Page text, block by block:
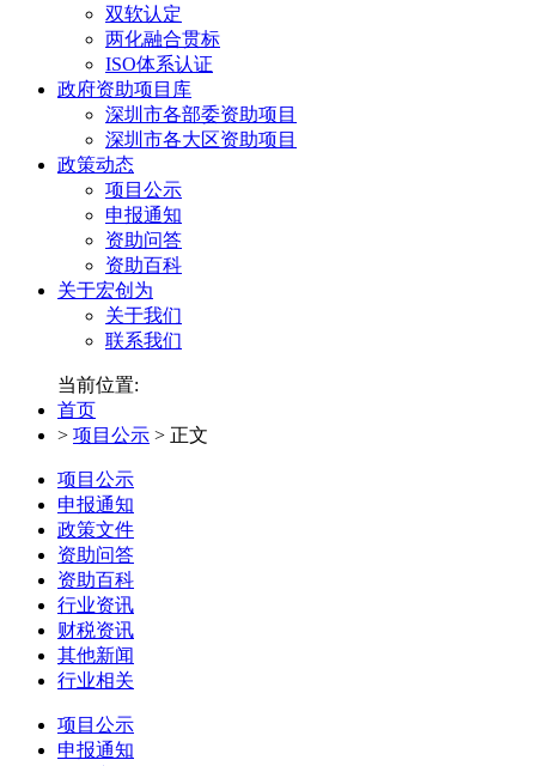
双软认定
两化融合贯标
ISO体系认证
政府资助项目库
深圳市各部委资助项目
深圳市各大区资助项目
政策动态
项目公示
申报通知
资助问答
资助百科
关于宏创为
关于我们
联系我们
当前位置:
首页
> 项目公示 > 正文
项目公示
申报通知
政策文件
资助问答
资助百科
行业资讯
财税资讯
其他新闻
行业相关
项目公示
申报通知